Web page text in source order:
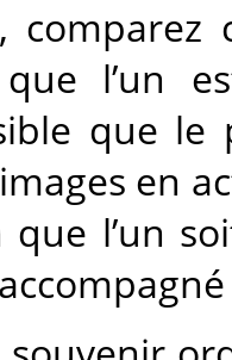
comparez
l’un
que le
en
que l’un